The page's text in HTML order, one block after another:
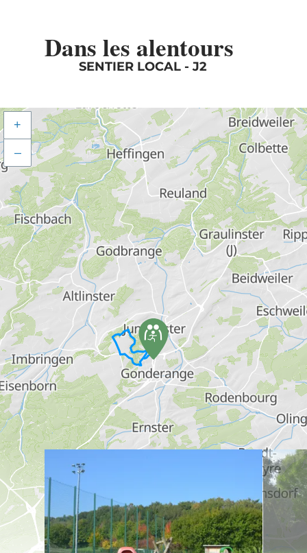
Dans les alentours
SENTIER LOCAL - J2
+
–
en savoir plus